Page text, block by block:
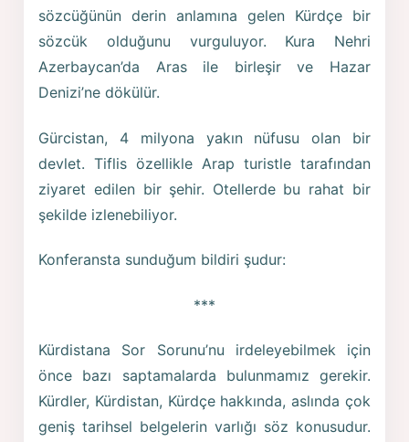
sözcüğünün derin anlamına gelen Kürdçe bir
sözcük olduğunu vurguluyor. Kura Nehri
Azerbaycan’da Aras ile birleşir ve Hazar
Denizi’ne dökülür.
Gürcistan, 4 milyona yakın nüfusu olan bir
devlet. Tiflis özellikle Arap turistle tarafından
ziyaret edilen bir şehir. Otellerde bu rahat bir
şekilde izlenebiliyor.
Konferansta sunduğum bildiri şudur:
***
Kürdistana Sor Sorunu’nu irdeleyebilmek için
önce bazı saptamalarda bulunmamız gerekir.
Kürdler, Kürdistan, Kürdçe hakkında, aslında çok
geniş tarihsel belgelerin varlığı söz konusudur.